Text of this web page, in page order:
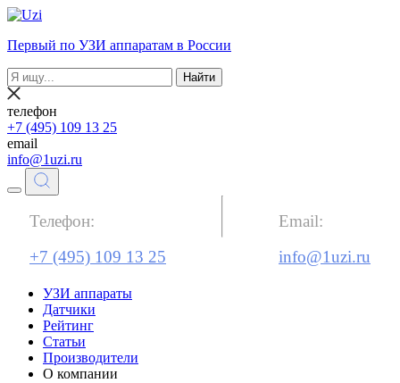
Первый по УЗИ аппаратам в России
Найти
телефон
+7 (495) 109 13 25
email
info@1uzi.ru
Телефон:
+7 (495) 109 13 25
Email:
info@1uzi.ru
УЗИ аппараты
Датчики
Рейтинг
Статьи
Производители
О компании